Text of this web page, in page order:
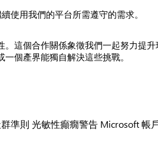
使用我們的平台所需遵守的需求。
這個合作關係象徵我們一起努力提
個產界能獨自解決這些挑戰。
準則 光敏性癲癇警告 Microsoft 帳